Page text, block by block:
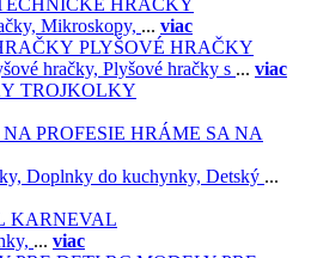
HRAČKY
Mikroskopy, ... viac
PLYŠOVÉ HRAČKY
hračky, Plyšové hračky s ... viac
TROJKOLKY
HRÁME SA NA
Doplnky do kuchynky, Detský ...
KARNEVAL
... viac